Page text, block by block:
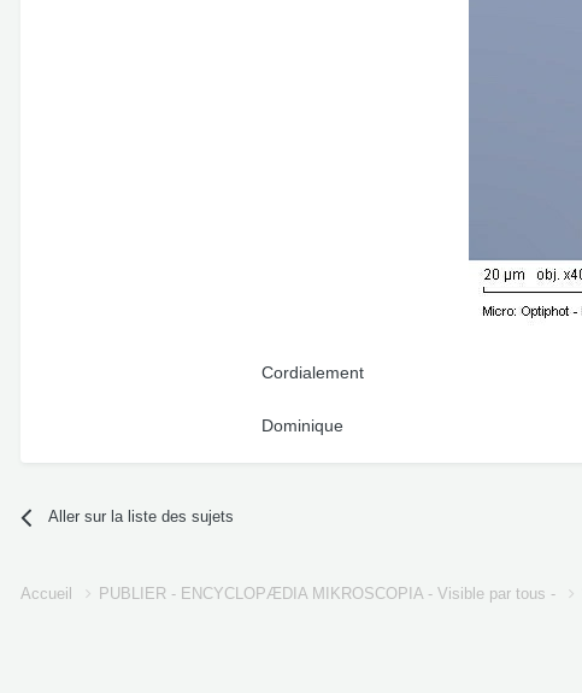
Cordialement
Dominique
Aller sur la liste des sujets
Accueil PUBLIER - ENCYCLOPÆDIA MIKROSCOPIA - Visible par tous -